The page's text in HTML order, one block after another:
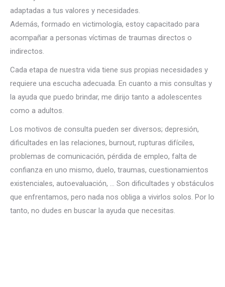
adaptadas a tus valores y necesidades.
Además, formado en victimología, estoy capacitado para
acompañar a personas víctimas de traumas directos o
indirectos.
Cada etapa de nuestra vida tiene sus propias necesidades y
requiere una escucha adecuada. En cuanto a mis consultas y
la ayuda que puedo brindar, me dirijo tanto a adolescentes
como a adultos.
Los motivos de consulta pueden ser diversos; depresión,
dificultades en las relaciones, burnout, rupturas difíciles,
problemas de comunicación, pérdida de empleo, falta de
confianza en uno mismo, duelo, traumas, cuestionamientos
existenciales, autoevaluación, … Son dificultades y obstáculos
que enfrentamos, pero nada nos obliga a vivirlos solos. Por lo
tanto, no dudes en buscar la ayuda que necesitas.